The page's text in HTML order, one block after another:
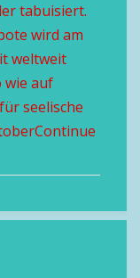
tabuisiert.
wird am
weltweit
wie auf
seelische